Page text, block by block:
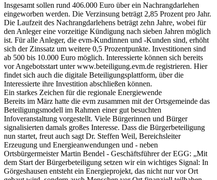
Insgesamt sollen rund 406.000 Euro über ein Nachrangdarlehen
eingeworben werden. Die Verzinsung beträgt 2,85 Prozent pro Jahr.
Die Laufzeit des Nachrangdarlehens beträgt zehn Jahre, wobei für
den Anleger eine vorzeitige Kündigung nach sieben Jahren möglich
ist. Für alle Anleger, die evm-Kundinnen und -Kunden sind, erhöht
sich der Zinssatz um weitere 0,5 Prozentpunkte. Investitionen sind
ab 500 bis 10.000 Euro möglich. Interessierte können sich bereits
vor Angebotsstart unter www.beteiligung.evm.de registrieren. Hier
findet sich auch die digitale Beteiligungsplattform, über die
Interessierte ihre Investition abschließen können.
Ein starkes Zeichen für die regionale Energiewende
Bereits im März hatte die evm zusammen mit der Ortsgemeinde das
Beteiligungsmodell im Rahmen einer gut besuchten
Infoveranstaltung vorgestellt. Viele Bürgerinnen und Bürger
signalisierten damals großes Interesse. Dass die Bürgerbeteiligung
nun startet, freut auch sagt Dr. Steffen Weil, Bereichsleiter
Erzeugung und Energieanwendungen und - neben
Ortsbürgermeister Martin Bendel - Geschäftsführer der EGG: „Mit
dem Start der Bürgerbeteiligung setzen wir ein wichtiges Signal: In
Görgeshausen entsteht ein Energieprojekt, das nicht nur vor Ort